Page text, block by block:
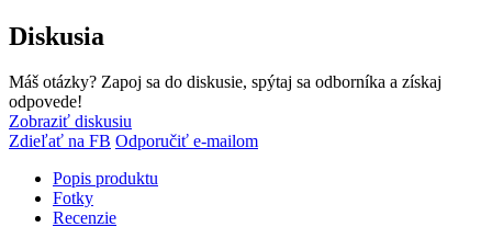
Diskusia
Máš otázky? Zapoj sa do diskusie, spýtaj sa odborníka a získaj
odpovede!
Zobraziť diskusiu
Zdieľať na FB Odporučiť e-mailom
Popis produktu
Fotky
Recenzie